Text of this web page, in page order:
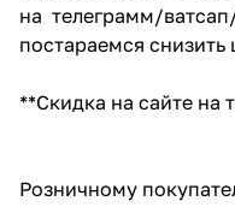
на телеграмм/
постараемся снизить
**Скидка на сайте на
Розничному